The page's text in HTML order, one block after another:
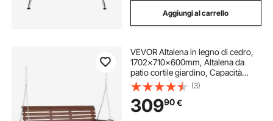
Aggiungi al carrello
VEVOR Altalena in legno di cedro,
1702x710x600mm, Altalena da
patio cortile giardino, Capacità
carico circa 400 kg, con Panca
sedia a dondolo catene sospese
per uso esterno, marrone
(3)
30990€